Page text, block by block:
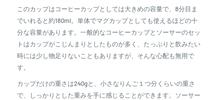
このカップはコーヒーカップとしては大きめの容量で、8分目ま
でいれると約180ml。単体でマグカップとしても使えるほどの十
分な容量があります。一般的なコーヒーカップとソーサーのセッ
トはカップがこじんまりとしたものが多く、たっぷりと飲みたい
時には少し物足りないこともありますが、そんな心配も無用で
す。
カップだけの重さは240gと、小さなりんご１つ分くらいの重さ
で、しっかりとした重みを手に感じることができます。ソーサー